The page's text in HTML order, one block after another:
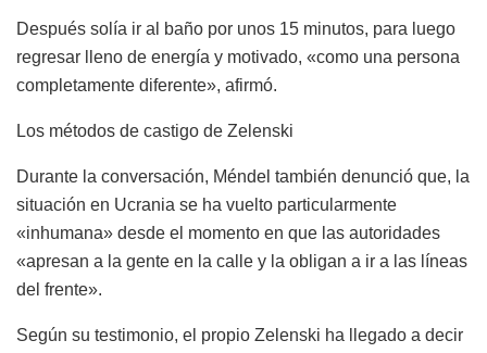
Después solía ir al baño por unos 15 minutos, para luego
regresar lleno de energía y motivado, «como una persona
completamente diferente», afirmó.
Los métodos de castigo de Zelenski
Durante la conversación, Méndel también denunció que, la
situación en Ucrania se ha vuelto particularmente
«inhumana» desde el momento en que las autoridades
«apresan a la gente en la calle y la obligan a ir a las líneas
del frente».
Según su testimonio, el propio Zelenski ha llegado a decir